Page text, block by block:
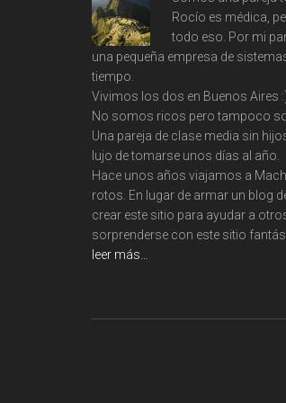
Rocío es médica,
todo eso. Por mi
una pequeña empresa de
tiempo.
Vivimos los dos en Buenos Aires
No somos ricos pero tampoco
Una pareja de clase media sin
lujo de tomarse unos días al año.
Hace unos años viajamos a
rotos. En lugar de armar un blog
crear este sitio para ayudar a
sorprenderse con este sitio
leer más…